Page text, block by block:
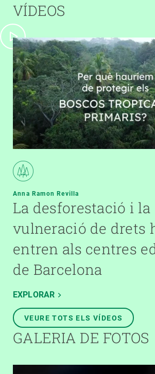
VÍDEOS
Anna Ramon Revilla
La desforestació i la
vulneració de drets
entren als centres
de Barcelona
EXPLORAR
VEURE TOTS ELS VÍDEOS
GALERIA DE FOTOS